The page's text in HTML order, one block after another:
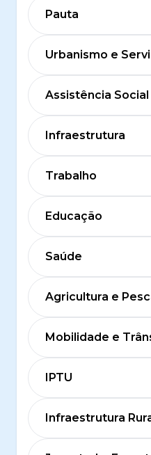
Pauta
Urbanismo e
Assistência Social
Infraestrutura
Trabalho
Educação
Saúde
Agricultura e
Mobilidade e
IPTU
Infraestrutura